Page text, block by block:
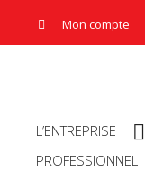
Mon compte

L’ENTREPRISE
PROFESSIONNEL